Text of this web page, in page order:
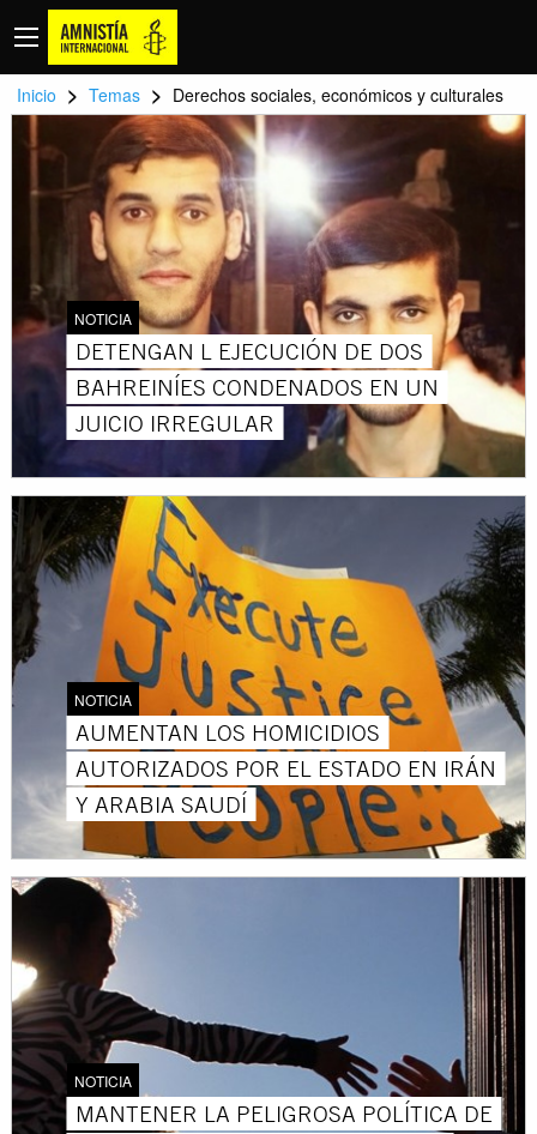
Inicio > Temas > Derechos sociales, económicos y culturales
NOTICIA
DETENGAN L EJECUCIÓN DE DOS
BAHREINÍES CONDENADOS EN UN
JUICIO IRREGULAR
NOTICIA
AUMENTAN LOS HOMICIDIOS
AUTORIZADOS POR EL ESTADO EN IRÁN
Y ARABIA SAUDÍ
NOTICIA
MANTENER LA PELIGROSA POLÍTICA DE